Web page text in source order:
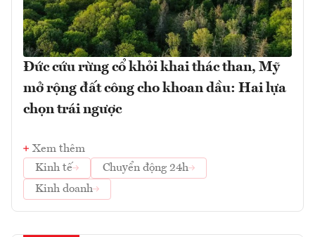
Đức cứu rừng cổ khỏi khai thác than, Mỹ
mở rộng đất công cho khoan dầu: Hai lựa
chọn trái ngược
Xem thêm
Kinh tế
Chuyển động 24h
Kinh doanh